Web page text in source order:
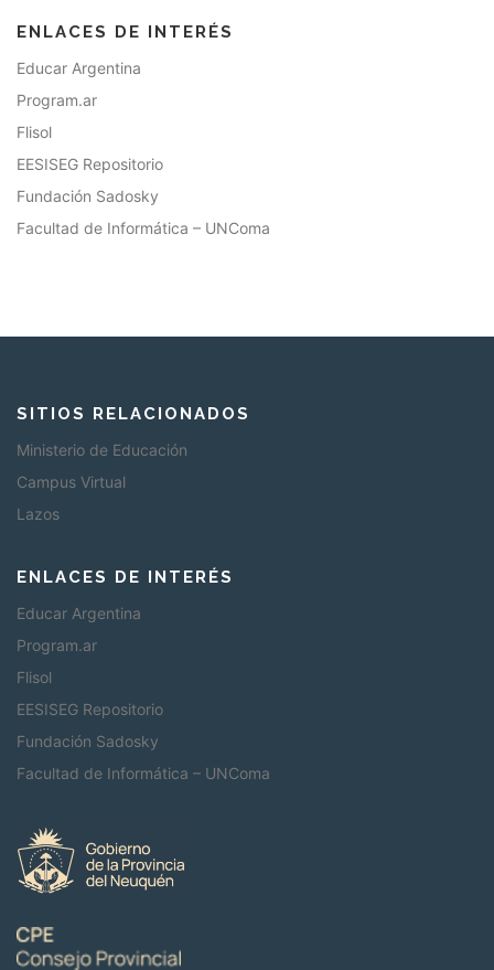
ENLACES DE INTERÉS
Educar Argentina
Program.ar
Flisol
EESISEG Repositorio
Fundación Sadosky
Facultad de Informática – UNComa
SITIOS RELACIONADOS
Ministerio de Educación
Campus Virtual
Lazos
ENLACES DE INTERÉS
Educar Argentina
Program.ar
Flisol
EESISEG Repositorio
Fundación Sadosky
Facultad de Informática – UNComa